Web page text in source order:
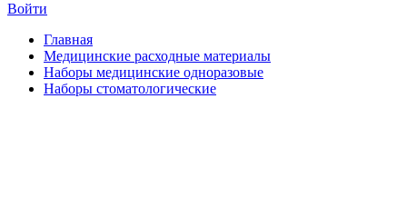
Войти
Главная
Медицинские расходные материалы
Наборы медицинские одноразовые
Наборы стоматологические